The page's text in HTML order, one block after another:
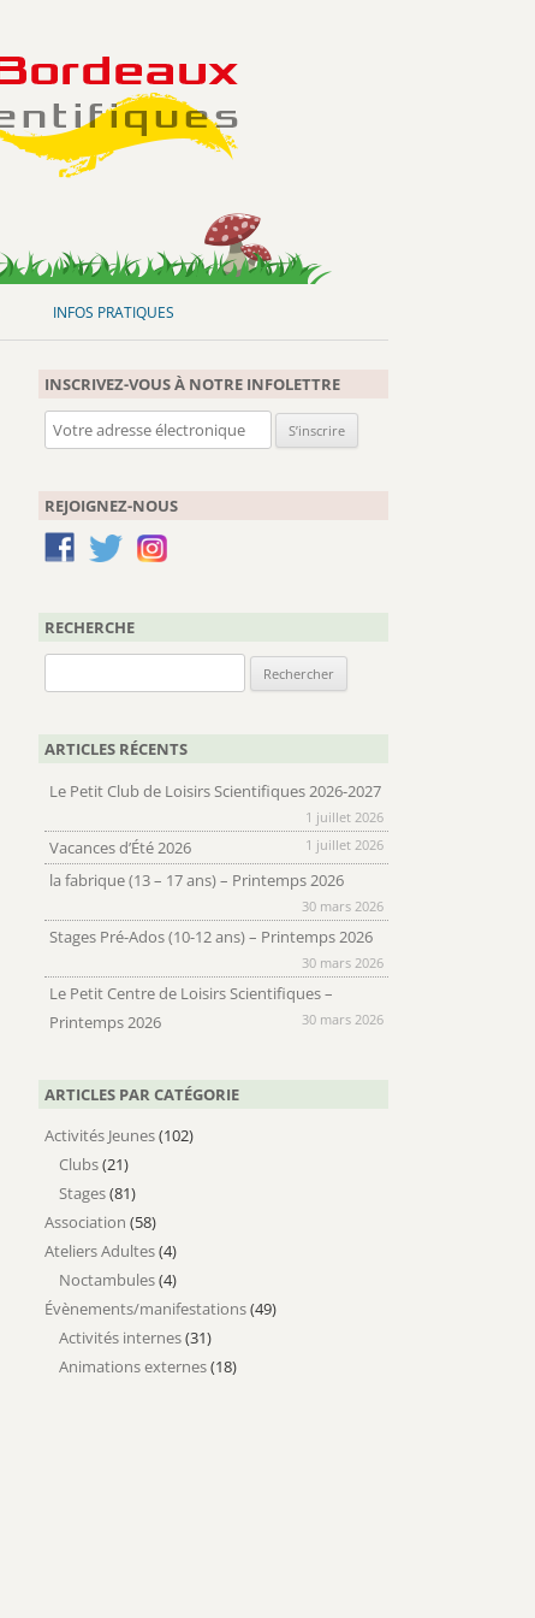
INFOS PRATIQUES
INSCRIVEZ-VOUS À NOTRE INFOLETTRE
REJOIGNEZ-NOUS
RECHERCHE
ARTICLES RÉCENTS
Le Petit Club de Loisirs Scientifiques 2026-2027
1 juillet 2026
Vacances d’Été 2026 1 juillet 2026
la fabrique (13 – 17 ans) – Printemps 2026
30 mars 2026
Stages Pré-Ados (10-12 ans) – Printemps 2026
30 mars 2026
Le Petit Centre de Loisirs Scientifiques –
Printemps 2026
30 mars 2026
ARTICLES PAR CATÉGORIE
Activités Jeunes(102)
Clubs(21)
Stages(81)
Association (58)
Ateliers Adultes(4)
Noctambules(4)
Évènements/manifestations(49)
Activités internes(31)
Animations externes(18)